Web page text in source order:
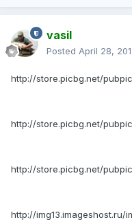
vasil
Posted April 28,
http://store.picbg.net/
http://store.picbg.net/
http://store.picbg.net/
http://img13.imageshost.ru/